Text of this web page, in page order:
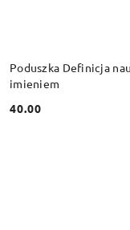
Poduszka Definicja
imieniem
Cena:
40.00